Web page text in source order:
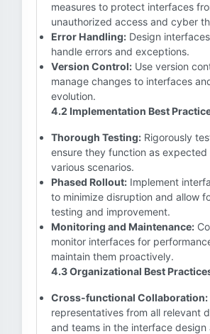
measures to protect interfaces
unauthorized access and cyber
Error Handling: Design
handle errors and exceptions.
Version Control: Use version
manage changes to interfaces
evolution.
4.2 Implementation Best
Thorough Testing: Rigorously
ensure they function as expected
various scenarios.
Phased Rollout: Implement
to minimize disruption and allow
testing and improvement.
Monitoring and Maintenance:
monitor interfaces for
maintain them proactively.
4.3 Organizational Best
Cross-functional Collaboration:
representatives from all relevant
and teams in the interface design